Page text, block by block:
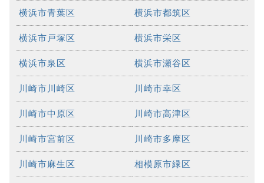
横浜市青葉区 横浜市都筑区
横浜市戸塚区 横浜市栄区
横浜市泉区 横浜市瀬谷区
川崎市川崎区 川崎市幸区
川崎市中原区 川崎市高津区
川崎市宮前区 川崎市多摩区
川崎市麻生区 相模原市緑区